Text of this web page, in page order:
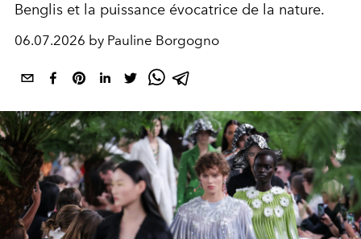
Benglis et la puissance évocatrice de la nature.
06.07.2026 by Pauline Borgogno